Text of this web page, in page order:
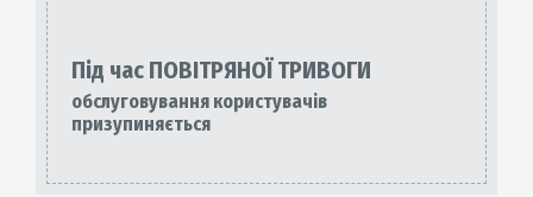
Під час ПОВІТРЯНОЇ ТРИВОГИ
обслуговування користувачів
призупиняється